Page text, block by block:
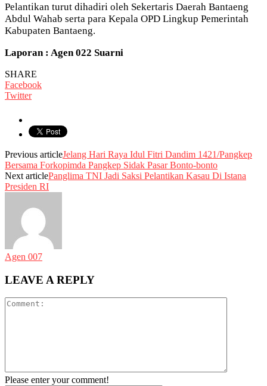
Pelantikan turut dihadiri oleh Sekertaris Daerah Bantaeng
Abdul Wahab serta para Kepala OPD Lingkup Pemerintah
Kabupaten Bantaeng.
Laporan : Agen 022 Suarni
SHARE
Facebook
Twitter
Previous articleJelang Hari Raya Idul Fitri Dandim 1421/Pangkep
Bersama Forkopimda Pangkep Sidak Pasar Bonto-bonto
Next articlePanglima TNI Jadi Saksi Pelantikan Kasau Di Istana
Presiden RI
Agen 007
LEAVE A REPLY
Please enter your comment!